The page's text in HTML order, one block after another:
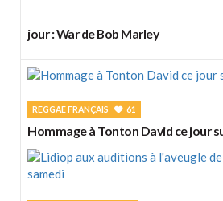
jour : War de Bob Marley
REGGAE FRANÇAIS 61
Hommage à Tonton David ce jour